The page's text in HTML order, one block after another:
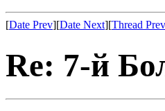
[Date Prev][Date Next][Thread Prev
Re: 7-й